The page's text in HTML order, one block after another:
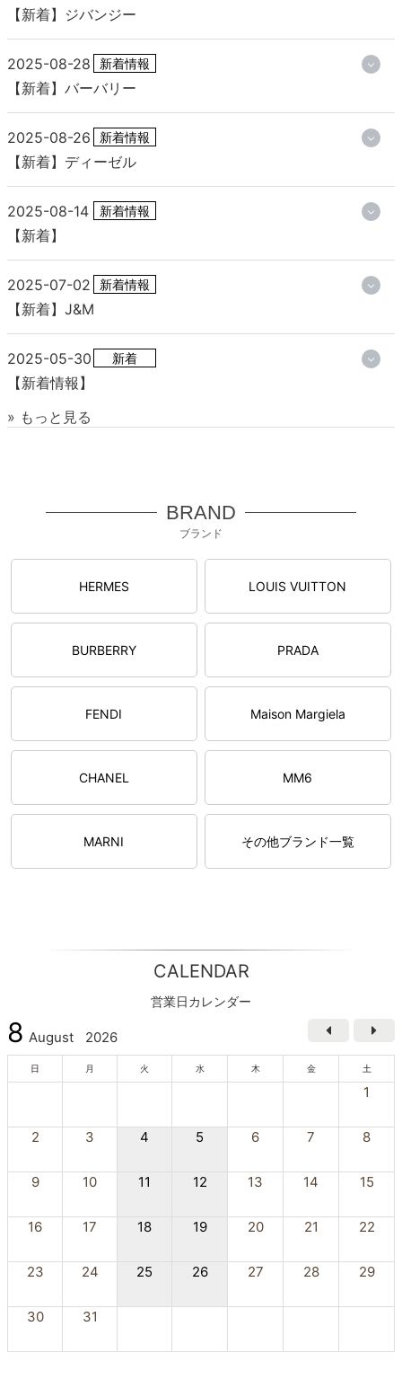
【新着】ジバンジー
2025-08-28 新着情報
【新着】バーバリー
2025-08-26 新着情報
【新着】ディーゼル
2025-08-14 新着情報
【新着】
2025-07-02 新着情報
【新着】J&M
2025-05-30 新着
【新着情報】
» もっと見る
BRAND
ブランド
HERMES LOUIS VUITTON
BURBERRY PRADA
FENDI Maison Margiela
CHANEL MM6
MARNI その他ブランド一覧
CALENDAR
営業日カレンダー
8 August 2026
日 月 火 水 木 金 土
1
2 3 4 5 6 7 8
9 10 11 12 13 14 15
16 17 18 19 20 21 22
23 24 25 26 27 28 29
30 31